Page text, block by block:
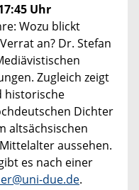
Uhr
Wozu blickt
an? Dr. Stefan
Zugleich zeigt
historische
Dichter
altsächsischen
aussehen.
es nach einer
due.de.